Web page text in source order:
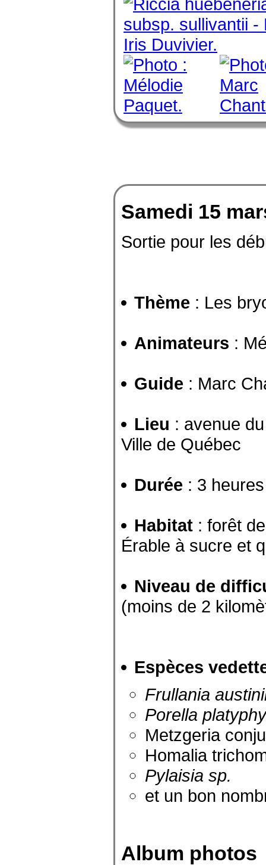
Samedi 15
Sortie pour les
Thème : Les
Animateurs :
Guide : Marc
Lieu : avenue
Ville de Québec
Durée : 3 heures
Habitat : forêt
Érable à sucre et
Niveau de
(moins de 2
Espèces
Frullania
Porella
Metzgeria
Homalia
Pylaisia sp.
et un bon
Album photos